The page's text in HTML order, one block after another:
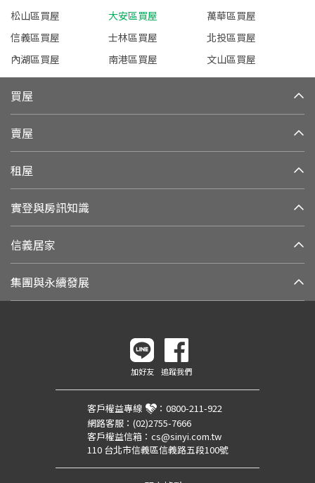
松山區買屋
大安區買屋
萬華區買屋
信義區買屋
士林區買屋
北投區買屋
內湖區買屋
南港區買屋 文山區買屋
買屋
賣屋
租屋
實登與房訊知識
信義居家
集團與永續發展
加好友 追蹤我們
客戶權益專線 ： 0800-211-922
網路客服： (02)2755-7666
客戶權益信箱： cs@sinyi.com.tw
110 台北市信義區信義路五段100號